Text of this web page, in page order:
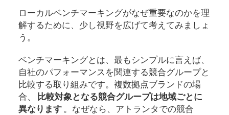
ローカルベンチマーキングがなぜ重要なのかを理
解するために、少し視野を広げて考えてみましょ
う。
ベンチマーキングとは、最もシンプルに言えば、
自社のパフォーマンスを関連する競合グループと
比較する取り組みです。複数拠点ブランドの場
合、
比較対象となる競合グループは地域ごとに
異なります。なぜなら、アトランタでの競合